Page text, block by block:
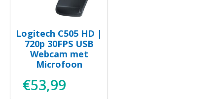
Logitech C505 HD |
720p 30FPS USB
Webcam met
Microfoon
€53,99